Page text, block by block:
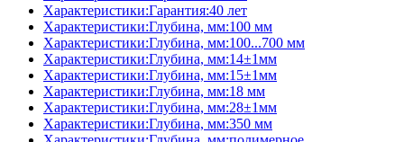
Характеристики:Гарантия:40 лет
Характеристики:Глубина, мм:100 мм
Характеристики:Глубина, мм:100...700 мм
Характеристики:Глубина, мм:14±1мм
Характеристики:Глубина, мм:15±1мм
Характеристики:Глубина, мм:18 мм
Характеристики:Глубина, мм:28±1мм
Характеристики:Глубина, мм:350 мм